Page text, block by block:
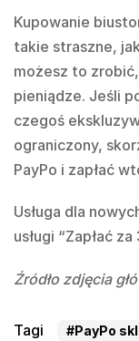
Kupowanie
takie straszne,
możesz to
pieniądze. Jeśli
czegoś
ograniczony,
PayPo i zapłać
Usługa dla
usługi “Zapłać
Źródło zdjęcia
Tagi #PayPo